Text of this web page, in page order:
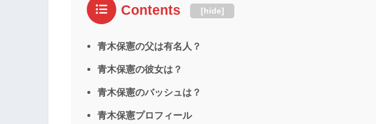
Contents [hide]
青木保憲の父は有名人？
青木保憲の彼女は？
青木保憲のバッシュは？
青木保憲プロフィール